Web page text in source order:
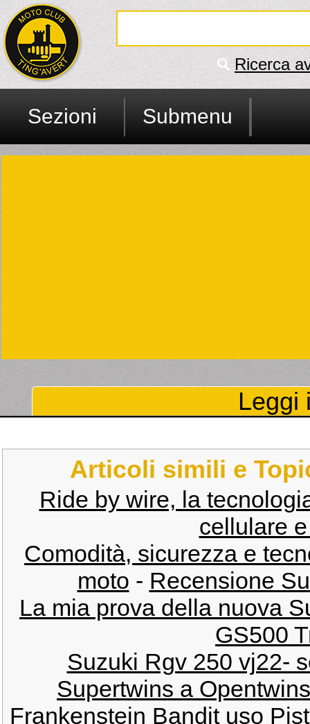
Ricerca
Sezioni Submenu
Leggi
Articoli simili e
Ride by wire, la
cellulare
Comodità, sicurezza e
moto - Recensione
La mia prova della nuova
GS500
Suzuki Rgv 250 vj22-
Supertwins a
Frankenstein Bandit uso